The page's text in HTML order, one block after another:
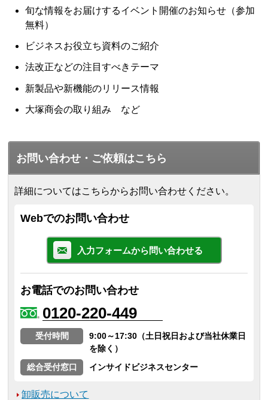
旬な情報をお届けするイベント開催のお知らせ（参加
無料）
ビジネスお役立ち資料のご紹介
法改正などの注目すべきテーマ
新製品や新機能のリリース情報
大塚商会の取り組み など
お問い合わせ・ご依頼はこちら
詳細についてはこちらからお問い合わせください。
Webでのお問い合わせ
入力フォームから問い合わせる
お電話でのお問い合わせ
0120-220-449
受付時間
9:00～17:30（土日祝日および当社休業日
を除く）
総合受付窓口
インサイドビジネスセンター
卸販売について